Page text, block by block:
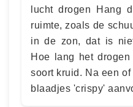
lucht drogen Hang
ruimte, zoals de
in de zon, dat is
Hoe lang het
soort kruid. Na een
blaadjes 'crispy'